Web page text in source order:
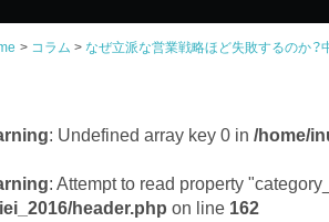
コラム なぜ立派な営業戦略ほど失敗するのか？
: Undefined array key 0 in /home/
: Attempt to read property
header.php on line 162